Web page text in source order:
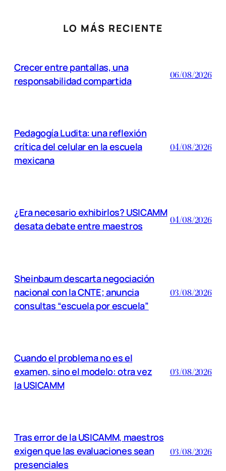
LO MÁS RECIENTE
Crecer entre pantallas, una
responsabilidad compartida
06/08/2026
Pedagogía Ludita: una reflexión
crítica del celular en la escuela
mexicana
04/08/2026
¿Era necesario exhibirlos? USICAMM
desata debate entre maestros
04/08/2026
Sheinbaum descarta negociación
nacional con la CNTE; anuncia
consultas “escuela por escuela”
03/08/2026
Cuando el problema no es el
examen, sino el modelo: otra vez
la USICAMM
03/08/2026
Tras error de la USICAMM, maestros
exigen que las evaluaciones sean
presenciales
03/08/2026